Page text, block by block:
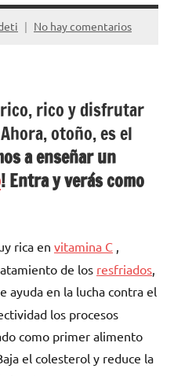
No hay comentarios
rico, rico y disfrutar
otoño, es el
a enseñar un
! Entra y verás como
rica en vitamina C
de los resfriados
ayuda en la lucha contra el
los procesos
como primer alimento
el colesterol y reduce la